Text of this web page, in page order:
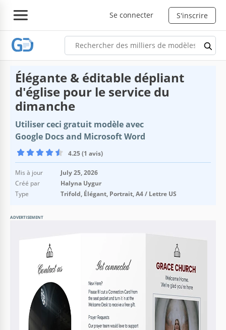
Se connecter S'inscrire
Élégante & éditable dépliant
d'église pour le service du
dimanche
Utiliser ceci gratuit modèle avec
Google Docs and Microsoft Word
4.25 (1 avis)
Mis à jour
July 25, 2026
Créé par
Halyna Uygur
Type
Trifold, Élégant, Portrait, A4 / Lettre US
ADVERTISEMENT